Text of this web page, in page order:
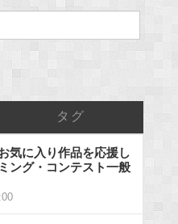
タグ
気に入り作品を応援し
ング・コンテスト一般